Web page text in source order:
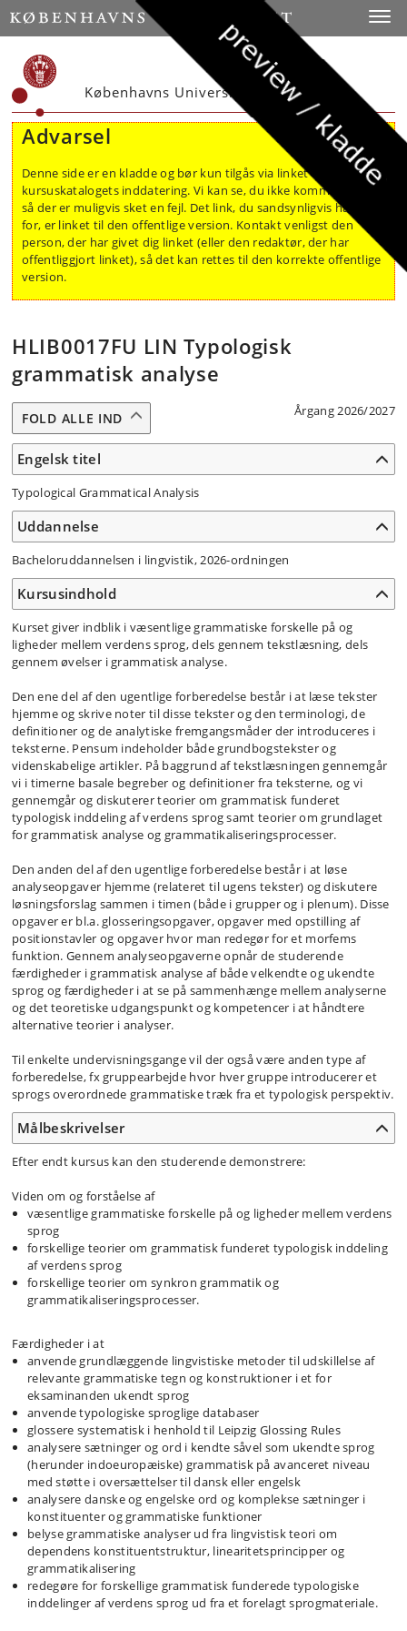
Københavns Universitet - Kurser
Advarsel
Denne side er en kladde og bør kun tilgås via linket i
kursuskatalogets inddatering. Vi kan se, du ikke kommer derfra,
så der er muligvis sket en fejl. Det link, du sandsynligvis har brug
for, er linket til den offentlige version. Kontakt venligst den
person, der har givet dig linket (eller den redaktør, der har
offentliggjort linket), så det kan rettes til den korrekte offentlige
version.
HLIB0017FU LIN Typologisk
grammatisk analyse
Årgang 2026/2027
FOLD ALLE IND
Engelsk titel
Typological Grammatical Analysis
Uddannelse
Bacheloruddannelsen i lingvistik, 2026-ordningen
Kursusindhold
Kurset giver indblik i væsentlige grammatiske forskelle på og
ligheder mellem verdens sprog, dels gennem tekstlæsning, dels
gennem øvelser i grammatisk analyse.
Den ene del af den ugentlige forberedelse består i at læse tekster
hjemme og skrive noter til disse tekster og den terminologi, de
definitioner og de analytiske fremgangsmåder der introduceres i
teksterne. Pensum indeholder både grundbogstekster og
videnskabelige artikler. På baggrund af tekstlæsningen gennemgår
vi i timerne basale begreber og definitioner fra teksterne, og vi
gennemgår og diskuterer teorier om grammatisk funderet
typologisk inddeling af verdens sprog samt teorier om grundlaget
for grammatisk analyse og grammatikaliseringsprocesser.
Den anden del af den ugentlige forberedelse består i at løse
analyseopgaver hjemme (relateret til ugens tekster) og diskutere
løsningsforslag sammen i timen (både i grupper og i plenum). Disse
opgaver er bl.a. glosseringsopgaver, opgaver med opstilling af
positionstavler og opgaver hvor man redegør for et morfems
funktion. Gennem analyseopgaverne opnår de studerende
færdigheder i grammatisk analyse af både velkendte og ukendte
sprog og færdigheder i at se på sammenhænge mellem analyserne
og det teoretiske udgangspunkt og kompetencer i at håndtere
alternative teorier i analyser.
Til enkelte undervisningsgange vil der også være anden type af
forberedelse, fx gruppearbejde hvor hver gruppe introducerer et
sprogs overordnede grammatiske træk fra et typologisk perspektiv.
Målbeskrivelser
Efter endt kursus kan den studerende demonstrere:
Viden om og forståelse af
væsentlige grammatiske forskelle på og ligheder mellem verdens
sprog
forskellige teorier om grammatisk funderet typologisk inddeling
af verdens sprog
forskellige teorier om synkron grammatik og
grammatikaliseringsprocesser.
Færdigheder i at
anvende grundlæggende lingvistiske metoder til udskillelse af
relevante grammatiske tegn og konstruktioner i et for
eksaminanden ukendt sprog
anvende typologiske sproglige databaser
glossere systematisk i henhold til Leipzig Glossing Rules
analysere sætninger og ord i kendte såvel som ukendte sprog
(herunder indoeuropæiske) grammatisk på avanceret niveau
med støtte i oversættelser til dansk eller engelsk
analysere danske og engelske ord og komplekse sætninger i
konstituenter og grammatiske funktioner
belyse grammatiske analyser ud fra lingvistisk teori om
dependens konstituentstruktur, linearitetsprincipper og
grammatikalisering
redegøre for forskellige grammatisk funderede typologiske
inddelinger af verdens sprog ud fra et forelagt sprogmateriale.